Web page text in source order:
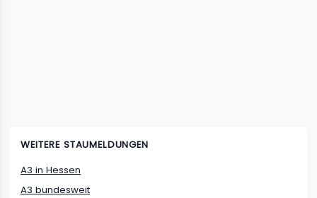
WEITERE STAUMELDUNGEN
A3 in Hessen
A3 bundesweit